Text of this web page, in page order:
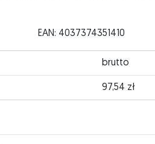
EAN: 4037374351410
brutto
97,54 zł